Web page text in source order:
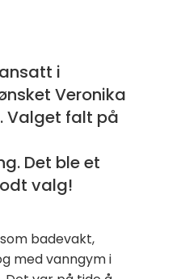
i
Veronika
Valget falt på
Det ble et
valg!
badevakt,
med vanngym i